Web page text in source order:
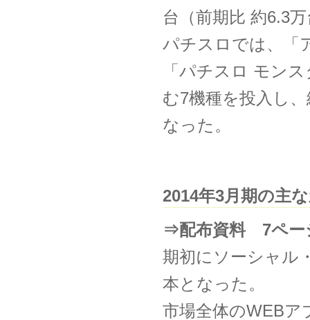
台（前期比 約6.3
パチスロでは、「
「パチスロ モン
む7機種を投入し
なった。
2014年3月期の主
⇒配布資料 7ペー
期初にソーシャル
本となった。
市場全体のWEBア